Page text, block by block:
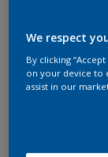
We respect
By clicking
on your device to
assist in our